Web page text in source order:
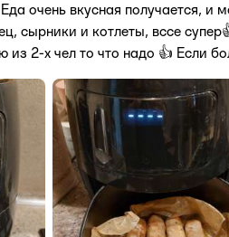
очень вкусная получается, и
сырники и котлеты, вссе
2-х чел то что надо 👍 Если